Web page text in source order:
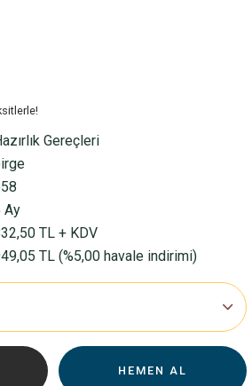
Gereçleri
Ay
TL + KDV
TL (%5,00 havale indirimi)
HEMEN AL